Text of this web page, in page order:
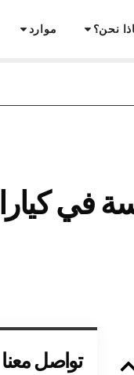
نحن؟ موارد
في كيارا
تواصل معنا